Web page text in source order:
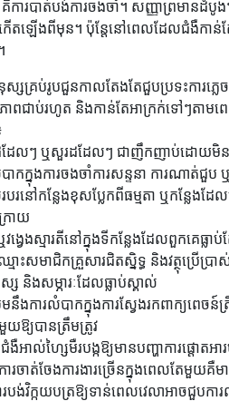
ារបាត់បង់ការចងចាំ។ សញ្ញាព្រមានដំបូង
តឡើងពីមុន។ ប៉ុន្តែនៅពេលដែលជំងឺកាន់ត
សគ្រប់រូបជួនកាលតែងតែជួបប្រទះការភ្លេច
ពជាប់រហូត និងកាន់តែអាក្រក់ទៅៗតាមព
ែលៗ ឬសួរដដែលៗ ជាញឹកញាប់ដោយមិន
កក្នុងការចងចាំការសន្ទនា ការណាត់ជួប
បរនៅកន្លែងខុសប្លែកពីធម្មតា ឬកន្លែង
ោយ
វង្វេងស្មារតីនៅក្នុងទីកន្លែងដែលពួកគេធ្លា
ោះសមាជិកគ្រួសារជិតស្និទ្ធ និងវត្ថុប្រើប្រ
និងសម្ភារៈដែលធ្លាប់ស្គាល់
ងការលំបាកក្នុងការស្វែងរកពាក្យពេច
យឱ្យបានត្រឹមត្រូវ
ជំងឺអាល់ហ្សៃមឺរបង្កឱ្យមានបញ្ហាការផ្ដ
រចាត់ចែងការងារច្រើនក្នុងពេលតែមួយ
ង់វិក្កយបត្រឱ្យទាន់ពេលវេលាអាចជួបក